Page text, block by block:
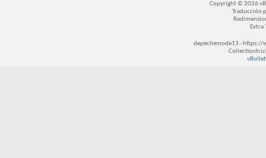
Copyright © 2026
Traducción
Extra
depechemode13 -